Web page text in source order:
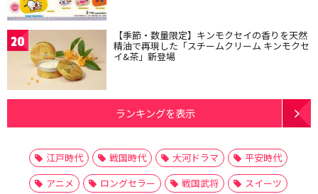
20 【季節・数量限定】キンモクセイの香りを天然
精油で再現した「スチームクリーム キンモクセ
イ&茶」新登場
ランキングを表示
江戸時代 戦国時代 大河ドラマ
平安時代
アニメ
ロングセラー 戦国武将
スイーツ